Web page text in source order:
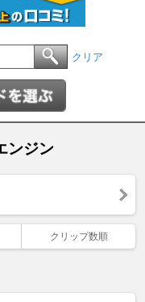
クリア
ンジン
クリップ数順